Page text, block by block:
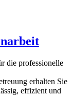
die professionelle
erhalten Sie
effizient und